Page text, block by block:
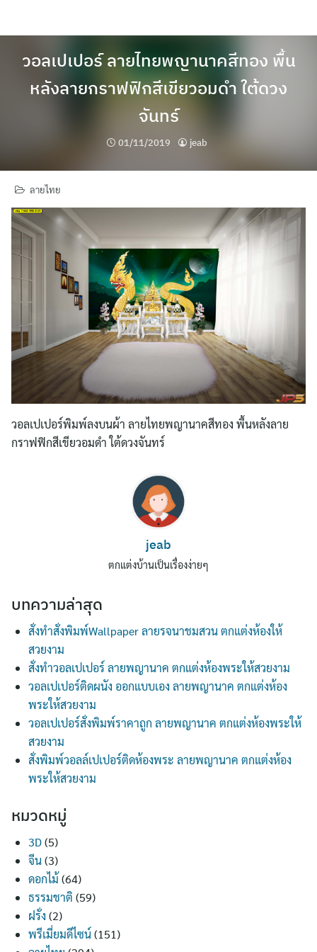
วอลเปเปอร์ ลายไทยพญานาคสีทอง พื้น
หลังลายกราฟฟิกสีเขียวอมดำ ใต้ดวง
จันทร์
01/11/2019 jeab
ลายไทย
วอลเปเปอร์พิมพ์ลงบนผ้า ลายไทยพญานาคสีทอง พื้นหลังลาย
กราฟฟิกสีเขียวอมดำ ใต้ดวงจันทร์
jeab
ตกแต่งบ้านเป็นเรื่องง่ายๆ
บทความล่าสุด
สั่งทำสั่งพิมพ์Wallpaper ลายรจนาชมสวน ตกแต่งห้องให้
สวยงาม
สั่งทำวอลเปเปอร์ ลายพญานาค ตกแต่งห้องพระให้สวยงาม
วอลเปเปอร์ติดผนัง ออกแบบเอง ลายพญานาค ตกแต่งห้อง
พระให้สวยงาม
วอลเปเปอร์สั่งพิมพ์ราคาถูก ลายพญานาค ตกแต่งห้องพระให้
สวยงาม
สั่งพิมพ์วอลล์เปเปอร์ติดห้องพระ ลายพญานาค ตกแต่งห้อง
พระให้สวยงาม
หมวดหมู่
3D(5)
จีน(3)
ดอกไม้ (64)
ธรรมชาติ (59)
ฝรั่ง (2)
พรีเมี่ยมดีไซน์(151)